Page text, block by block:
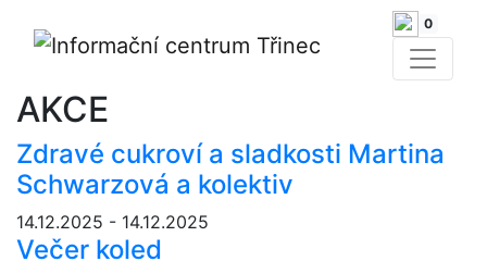
0
AKCE
Zdravé cukroví a sladkosti Martina
Schwarzová a kolektiv
14.12.2025 - 14.12.2025
Večer koled